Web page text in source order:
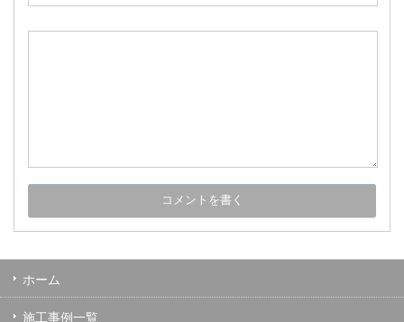
ホーム
施工事例一覧